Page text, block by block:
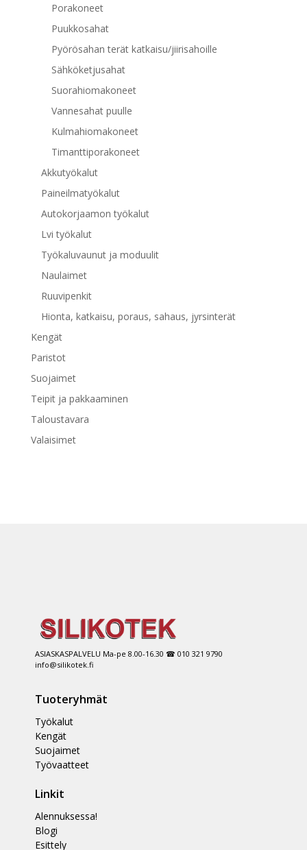
Porakoneet
Puukkosahat
Pyörösahan terät katkaisu/jiirisahoille
Sähköketjusahat
Suorahiomakoneet
Vannesahat puulle
Kulmahiomakoneet
Timanttiporakoneet
Akkutyökalut
Paineilmatyökalut
Autokorjaamon työkalut
Lvi työkalut
Työkaluvaunut ja moduulit
Naulaimet
Ruuvipenkit
Hionta, katkaisu, poraus, sahaus, jyrsinterät
Kengät
Paristot
Suojaimet
Teipit ja pakkaaminen
Taloustavara
Valaisimet
ASIASKASPALVELU Ma-pe 8.00-16.30 ☎ 010 321 9790
info@silikotek.fi
Tuoteryhmät
Työkalut
Kengät
Suojaimet
Työvaatteet
Linkit
Alennuksessa!
Blogi
Esittely